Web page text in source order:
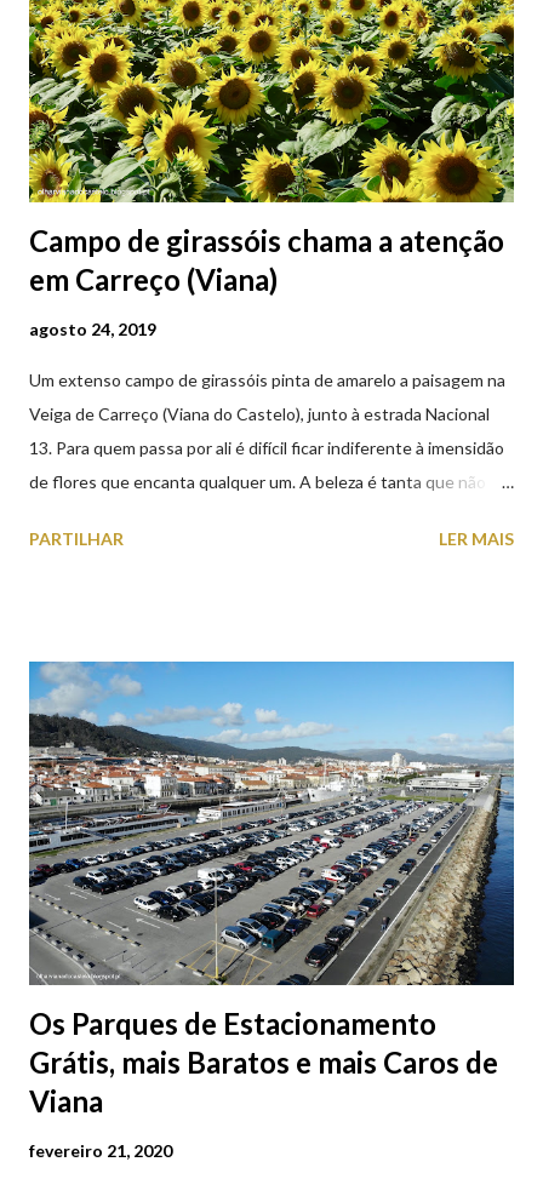
Campo de girassóis chama a atenção
em Carreço (Viana)
agosto 24, 2019
Um extenso campo de girassóis pinta de amarelo a paisagem na
Veiga de Carreço (Viana do Castelo), junto à estrada Nacional
13. Para quem passa por ali é difícil ficar indiferente à imensidão
de flores que encanta qualquer um. A beleza é tanta que não
aproveite a paisagem como cenário para tirar algumas
PARTILHAR LER MAIS
Os Parques de Estacionamento
Grátis, mais Baratos e mais Caros de
Viana
fevereiro 21, 2020